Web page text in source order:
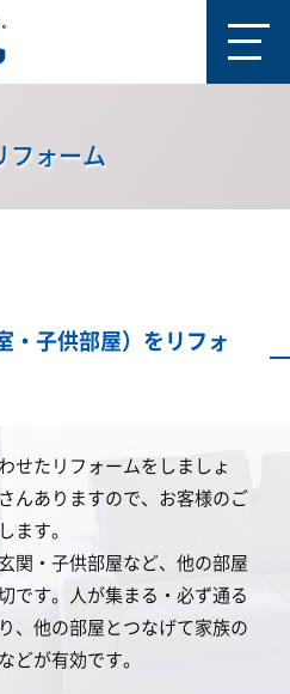
フォーム
・子供部屋）をリフォ
せたリフォームをしましょ
んありますので、お客様のご
ます。
関・子供部屋など、他の部屋
です。人が集まる・必ず通る
、他の部屋とつなげて家族の
どが有効です。